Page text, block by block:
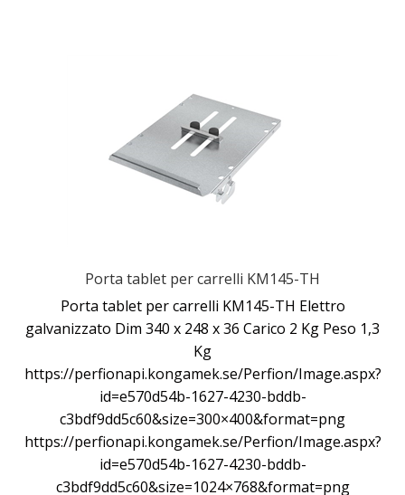
Porta tablet per carrelli KM145-TH
Porta tablet per carrelli KM145-TH Elettro
galvanizzato Dim 340 x 248 x 36 Carico 2 Kg Peso 1,3
Kg
https://perfionapi.kongamek.se/Perfion/Image.aspx?
id=e570d54b-1627-4230-bddb-
c3bdf9dd5c60&size=300×400&format=png
https://perfionapi.kongamek.se/Perfion/Image.aspx?
id=e570d54b-1627-4230-bddb-
c3bdf9dd5c60&size=1024×768&format=png